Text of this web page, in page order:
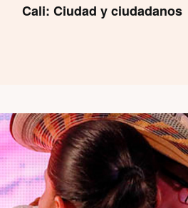
Cali: Ciudad y ciudadanos